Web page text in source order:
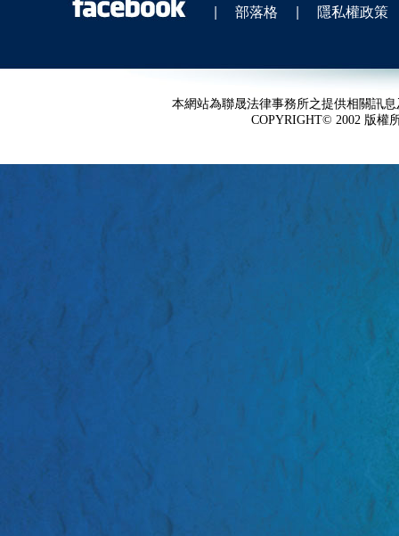
| 部落格 | 隱私權政策
本網站為聯晟法律事務所之提供相關訊
COPYRIGHT© 2002 版權